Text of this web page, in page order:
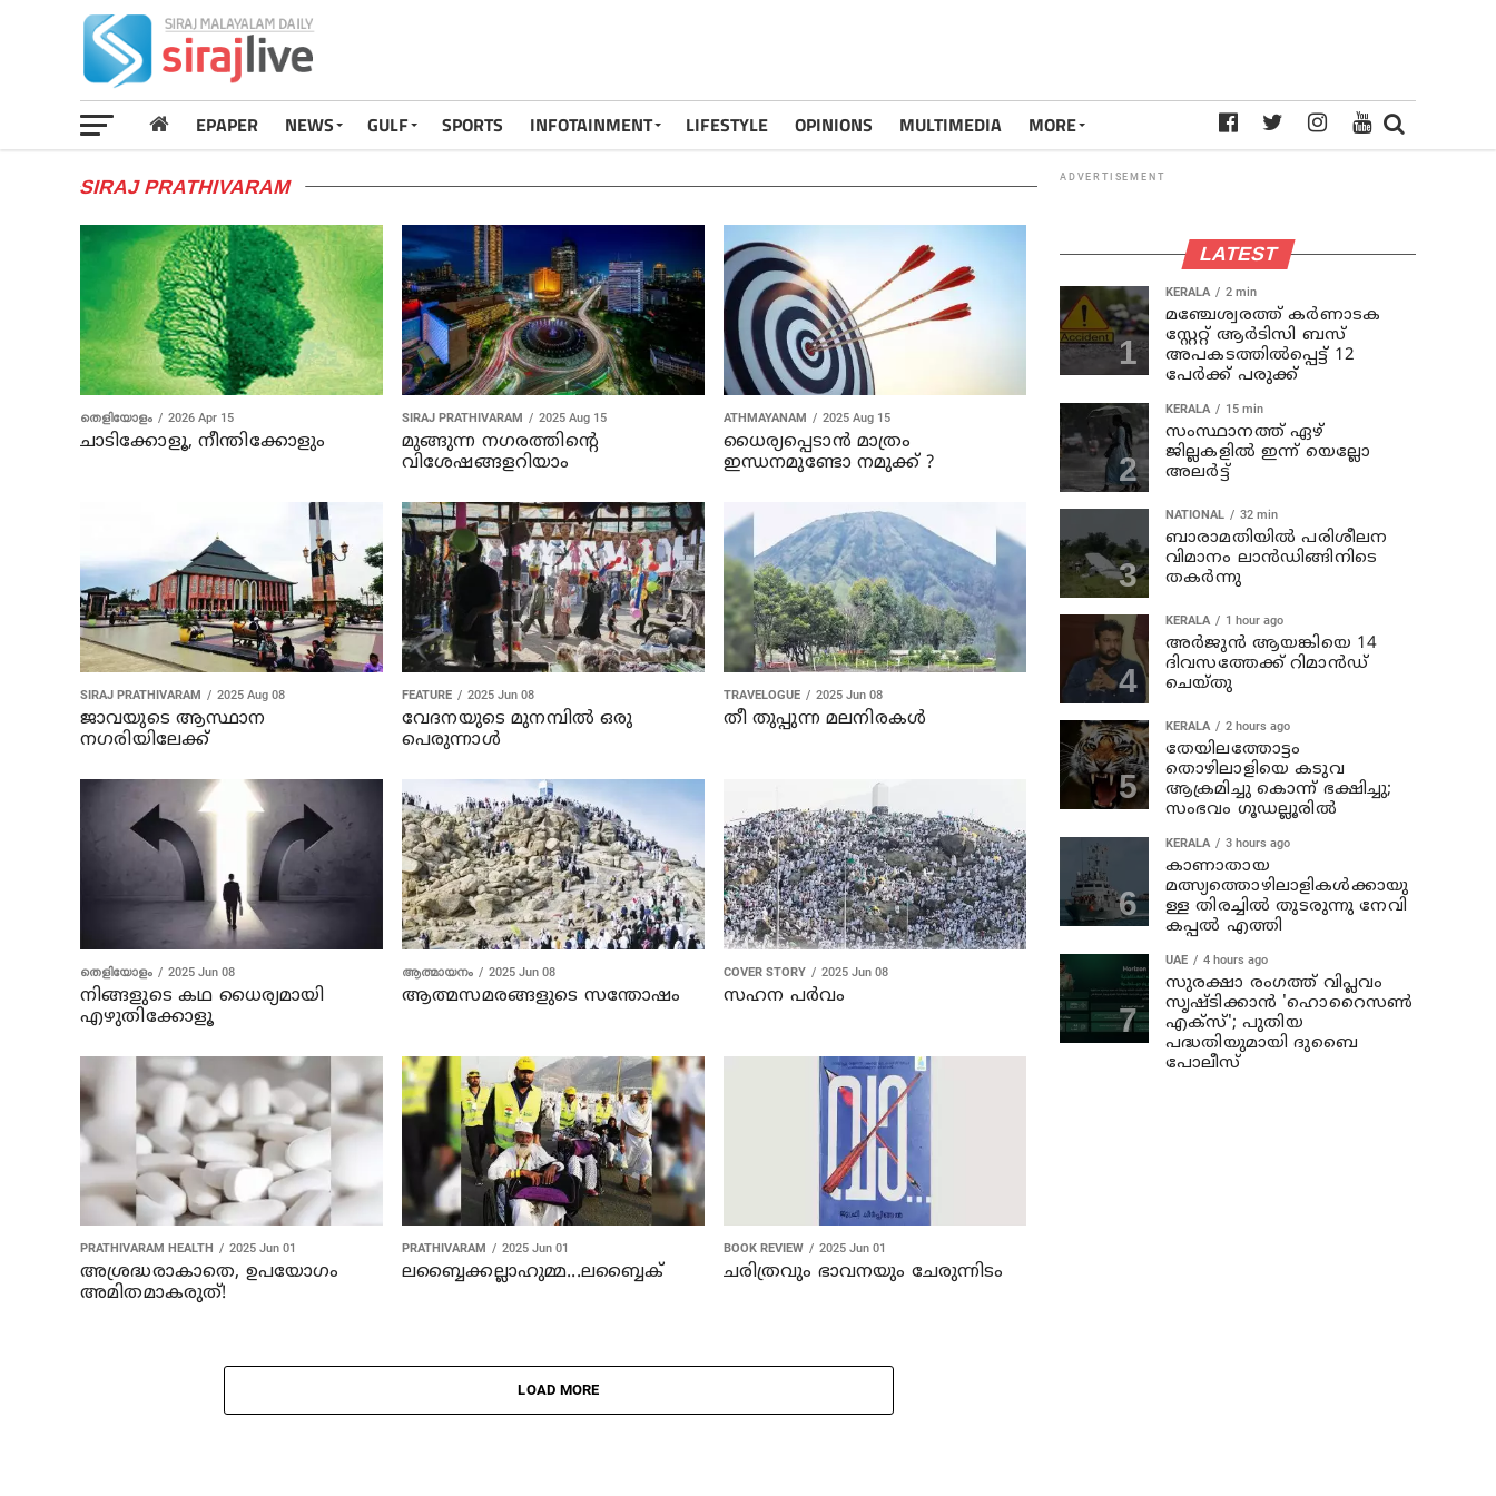
EPAPER NEWS GULF SPORTS INFOTAINMENT LIFESTYLE OPINIONS MULTIMEDIA MORE
SIRAJ PRATHIVARAM
തെളിയോളം 2026 Apr 15
ചാടിക്കോളൂ, നീന്തിക്കോളും
SIRAJ PRATHIVARAM 2025 Aug 15
മുങ്ങുന്ന നഗരത്തിൻ്റെ
വിശേഷങ്ങളറിയാം
ATHMAYANAM 2025 Aug 15
ധൈര്യപ്പെടാൻ മാത്രം
ഇന്ധനമുണ്ടോ നമുക്ക് ?
SIRAJ PRATHIVARAM 2025 Aug 08
ജാവയുടെ ആസ്ഥാന
നഗരിയിലേക്ക്
FEATURE 2025 Jun 08
വേദനയുടെ മുനമ്പിൽ ഒരു
പെരുന്നാൾ
TRAVELOGUE 2025 Jun 08
തീ തുപ്പുന്ന മലനിരകൾ
തെളിയോളം 2025 Jun 08
നിങ്ങളുടെ കഥ ധൈര്യമായി
എഴുതിക്കോളൂ
ആത്മായനം 2025 Jun 08
ആത്മസമരങ്ങളുടെ സന്തോഷം
COVER STORY 2025 Jun 08
സഹന പര്‍വം
PRATHIVARAM HEALTH 2025 Jun 01
അശ്രദ്ധരാകാതെ, ഉപയോഗം
അമിതമാകരുത്!
PRATHIVARAM 2025 Jun 01
ലബ്ബൈക്കല്ലാഹുമ്മ...ലബ്ബൈക്
BOOK REVIEW 2025 Jun 01
ചരിത്രവും ഭാവനയും ചേരുന്നിടം
LOAD MORE
ADVERTISEMENT
LATEST
KERALA 2 min
മഞ്ചേശ്വരത്ത് കര്‍ണാടക
സ്റ്റേറ്റ് ആര്‍ടിസി ബസ്
അപകടത്തില്‍പ്പെട്ട് 12
പേര്‍ക്ക് പരുക്ക്
KERALA 15 min
സംസ്ഥാനത്ത് ഏഴ്
ജില്ലകളില്‍ ഇന്ന് യെല്ലോ
അലര്‍ട്ട്
NATIONAL 32 min
ബാരാമതിയില്‍ പരിശീലന
വിമാനം ലാന്‍ഡിങ്ങിനിടെ
തകര്‍ന്നു
KERALA 1 hour ago
അര്‍ജുന്‍ ആയങ്കിയെ 14
ദിവസത്തേക്ക് റിമാൻഡ്
ചെയ്തു
KERALA 2 hours ago
തേയിലത്തോട്ടം
തൊഴിലാളിയെ കടുവ
ആക്രമിച്ചു കൊന്ന് ഭക്ഷിച്ചു;
സംഭവം ഗൂഡല്ലൂരില്‍
KERALA 3 hours ago
കാണാതായ
മത്സ്യത്തൊഴിലാളികള്‍ക്കായു
ള്ള തിരച്ചില്‍ തുടരുന്നു നേവി
കപ്പല്‍ എത്തി
UAE 4 hours ago
സുരക്ഷാ രംഗത്ത് വിപ്ലവം
സൃഷ്ടിക്കാന്‍ 'ഹൊറൈസണ്‍
എക്‌സ്'; പുതിയ
പദ്ധതിയുമായി ദുബൈ
പോലീസ്